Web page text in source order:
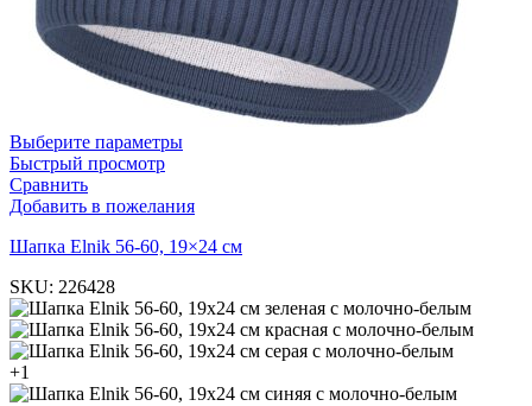
Выберите параметры
Быстрый просмотр
Сравнить
Добавить в пожелания
Шапка Elnik 56-60, 19×24 см
SKU: 226428
зеленая с молочно-белым
красная с молочно-белым
серая с молочно-белым
+1
синяя с молочно-белым